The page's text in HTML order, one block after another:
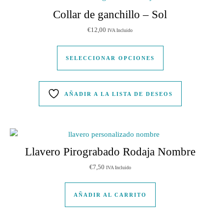
Collar de ganchillo – Sol
€12,00 IVA Incluido
SELECCIONAR OPCIONES
Este producto
AÑADIR A LA LISTA DE DESEOS
Llavero Pirograbado Rodaja Nombre
€7,50 IVA Incluido
AÑADIR AL CARRITO